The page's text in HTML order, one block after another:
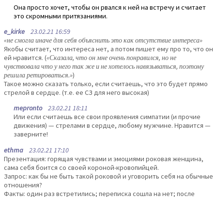
Она просто хочет, чтобы он рвался к ней на встречу и считает
это скромными притязаниями.
e_kirke 23.02.21 16:59
«не смогла иначе для себя объяснить это как отсутствие интереса»
Якобы считает, что интереса нет, а потом пишет ему про то, что он
ей нравится. («Сказала, что он мне очень понравился, но не
чувствовала что у него так же и не хотелось навязываться, поэтому
решила ретироваться.»)
Такое можно сказать только, если считаешь, что это будет прямо
стрелой в сердце. (т.е. ее СЗ для него высокая)
mepronto23.02.21 18:11
Или если считаешь все свои проявления симпатии (и прочие
движения) — стрелами в сердце, любому мужчине. Нравится —
заверните!
ethma 23.02.21 17:10
Презентация: горящая чувствами и эмоциями роковая женщина,
сама себя боится со своей короной-кровопийцей.
Запрос: как бы не быть такой роковой и уговорить себя на обычные
отношения?
Факты: один раз встретились; переписка сошла на нет; после